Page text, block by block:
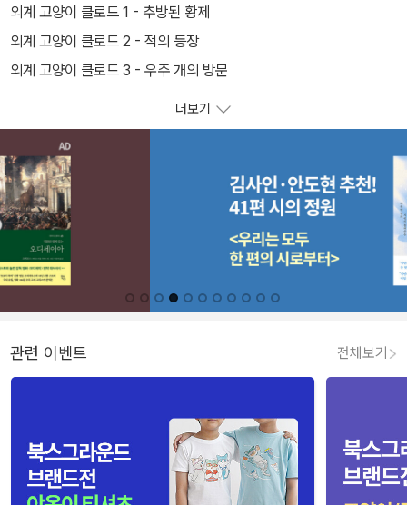
외계 고양이 클로드 1 - 추방된 황제
외계 고양이 클로드 2 - 적의 등장
외계 고양이 클로드 3 - 우주 개의 방문
더보기
관련 이벤트 전체보기